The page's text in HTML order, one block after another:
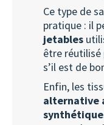
Ce type de
pratique : il
jetables
être réutilisé
s’il est de
Enfin, les
alternative